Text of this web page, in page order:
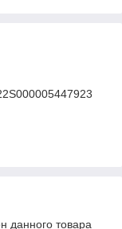
данного товара